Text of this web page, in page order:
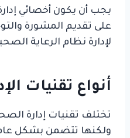
يجب أن يكون أخصائي
على تقديم المشورة
لإدارة نظام الرعاية
أنواع تقنيات
تختلف تقنيات إدارة
ولكنها تتضمن بشكل